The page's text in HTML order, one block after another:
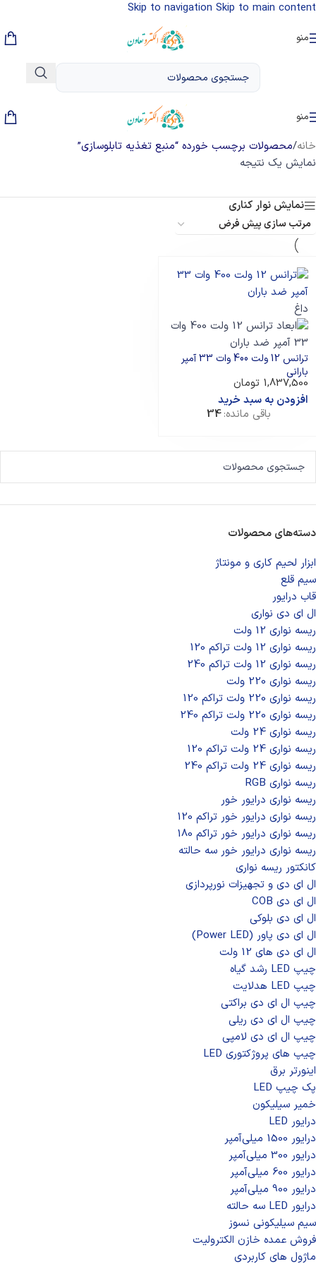
Skip to navigation Skip to main content
منو
منو
دسته‌های محصولات
ابزار لحیم کاری و مونتاژ
سیم قلع
قاب درایور
ال ای دی‌ نواری
ریسه نواری 12 ولت
ریسه نواری 12 ولت تراکم 120
ریسه نواری 12 ولت تراکم 240
ریسه نواری 220 ولت
ریسه نواری 220 ولت تراکم 120
ریسه نواری 220 ولت تراکم 240
ریسه نواری 24 ولت
ریسه نواری 24 ولت تراکم 120
ریسه نواری 24 ولت تراکم 240
ریسه نواری RGB
ریسه نواری درایور خور
ریسه نواری درایور خور تراکم 120
ریسه نواری درایور خور تراکم 180
ریسه نواری درایور خور سه حالته
کانکتور ریسه نواری
ال‌ ای‌ دی و تجهیزات نورپردازی
ال ای دی COB
ال ای دی بلوکی
ال ای دی پاور (Power LED)
ال ای دی‌ های 12 ولت
چیپ‌ LED رشد گیاه
چیپ‌ LED هدلایت
چیپ ال ای دی براکتی
چیپ ال ای دی ریلی
چیپ ال ای دی لامپی
چیپ‌ های پروژکتوری LED
اینورتر برق
پک چیپ LED
خمیر سیلیکون
درایور LED
درایور 1500 میلی‌آمپر
درایور 300 میلی‌آمپر
درایور 600 میلی‌آمپر
درایور 900 میلی‌آمپر
درایور LED سه حالته
سیم سیلیکونی نسوز
فروش عمده خازن الکترولیت
ماژول های کاربردی
خانه/محصولات برچسب خورده “منبع تغذیه تابلوسازی”
نمایش یک نتیجه
نمایش نوار کناری
داغ
ترانس 12 ولت 400 وات 33 آمپر
بارانی
1,837,500 تومان
افزودن به سبد خرید
باقی مانده:34